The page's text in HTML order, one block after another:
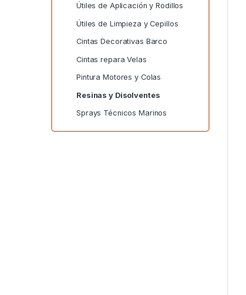
Útiles de Aplicación y Rodillos
Útiles de Limpieza y Cepillos
Cintas Decorativas Barco
Cintas repara Velas
Pintura Motores y Colas
Resinas y Disolventes
Sprays Técnicos Marinos